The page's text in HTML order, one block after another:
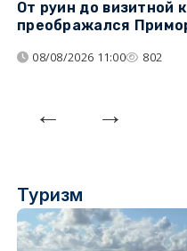
От руин до визитной
преображался
08/08/2026 11:00 802
Туризм